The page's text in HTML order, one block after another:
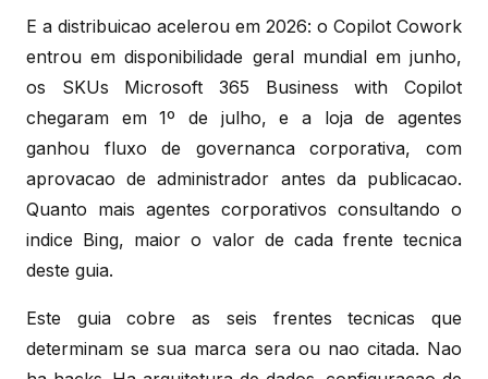
E a distribuicao acelerou em 2026: o Copilot Cowork
entrou em disponibilidade geral mundial em junho,
os SKUs Microsoft 365 Business with Copilot
chegaram em 1º de julho, e a loja de agentes
ganhou fluxo de governanca corporativa, com
aprovacao de administrador antes da publicacao.
Quanto mais agentes corporativos consultando o
indice Bing, maior o valor de cada frente tecnica
deste guia.
Este guia cobre as seis frentes tecnicas que
determinam se sua marca sera ou nao citada. Nao